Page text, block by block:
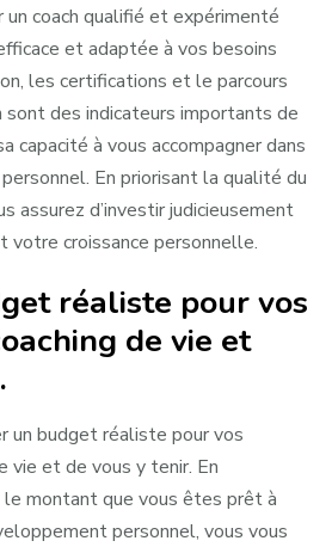
un coach qualifié et expérimenté
et adaptée à vos besoins
les certifications et le parcours
sont des indicateurs importants de
capacité à vous accompagner dans
En priorisant la qualité du
assurez d’investir judicieusement
votre croissance personnelle.
réaliste pour vos
de vie et
un budget réaliste pour vos
vie et de vous y tenir. En
le montant que vous êtes prêt à
personnel, vous vous